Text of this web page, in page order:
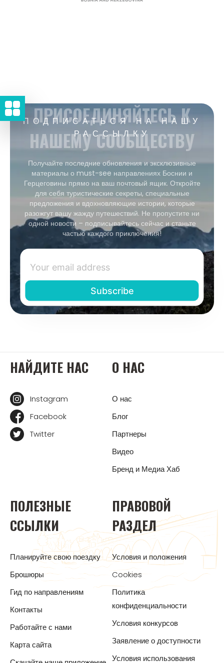
ПОДПИСАТЬСЯ НА НАШУ
РАССЫЛКУ
ПРИСОЕДИНЯЙТЕСЬ К
НАШЕМУ СООБЩЕСТВУ
Получайте последние обновления и эксклюзивные
материалы о must-see направлениях Боснии и
Герцеговины прямо на ваш почтовый ящик. Откройте
для себя туристические секреты, специальные
предложения и вдохновляющие истории, которые
разожгут вашу жажду путешествий. Не пропустите ни
одной новости – подписывайтесь сейчас и станьте
частью каждого приключения!
НАЙДИТЕ НАС
Instagram
Facebook
Twitter
О НАС
О нас
Блог
Партнеры
Видео
Бренд и Медиа Хаб
ПОЛЕЗНЫЕ
ССЫЛКИ
Планируйте свою поездку
Брошюры
Гид по направлениям
Контакты
Работайте с нами
Карта сайта
ПРАВОВОЙ
РАЗДЕЛ
Условия и положения
Cookies
Политика
конфиденциальности
Условия конкурсов
Заявление о доступности
Условия использования